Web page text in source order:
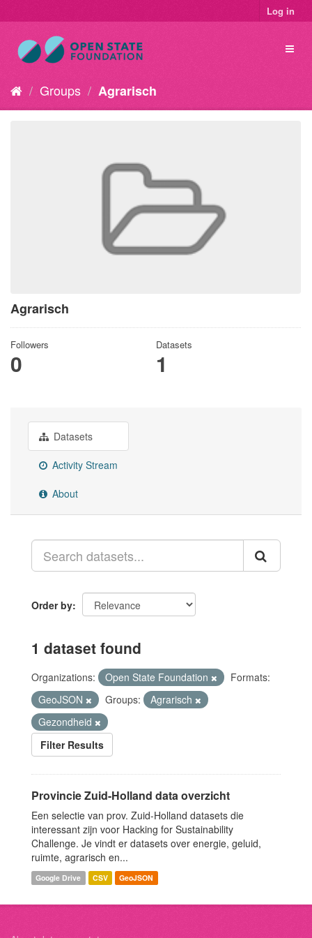
Log in
Groups Agrarisch
Agrarisch
Followers
0
Datasets
1
Datasets
Activity Stream
About
Order by
1 dataset found
Organizations: Open State Foundation
Formats:
GeoJSON
Groups:
Agrarisch
Gezondheid
Filter Results
Provincie Zuid-Holland data overzicht
Een selectie van prov. Zuid-Holland datasets die
interessant zijn voor Hacking for Sustainability
Challenge. Je vindt er datasets over energie, geluid,
ruimte, agrarisch en...
Google Drive CSV GeoJSON